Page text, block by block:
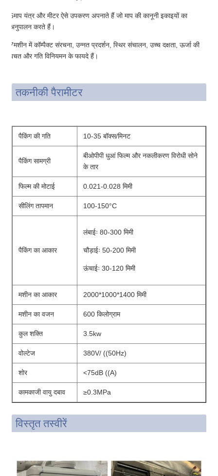
6माप यंत्र और मीटर ऐसे उपकरण अपनाते हैं जो माप की कानूनी इकाइयों का
अनुपालन करते हैं।
7मशीन में कॉम्पैक्ट संरचना, उन्नत प्रदर्शन, स्थिर संचालन, उच्च दक्षता, ऊर्जा की
बचत और गति विनियमन के फायदे हैं।
तकनीकी पैरामीटर
पैकिंग की गति 10-35 बॉक्स/मिनट
पैकिंग सामग्री
बीओपीपी धुआं फिल्म और नकलीकरण विरोधी सोने
के तार
फिल्म की मोटाई 0.021-0.028 मिमी
सीलिंग तापमान 100-150°C
पैकिंग का आकार
लंबाईः 80-300 मिमी
चौड़ाईः 50-200 मिमी
ऊंचाईः 30-120 मिमी
मशीन का आकार 2000*1000*1400 मिमी
मशीन का वजन 600 किलोग्राम
कुल शक्ति 3.5kw
वोल्टेज 380V/ ((50Hz)
शोर <75dB ((A)
कामकाजी वायु दबाव ≥0.3MPa
विस्तृत तस्वीरें